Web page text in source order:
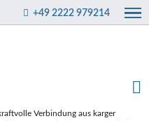
+49 2222 979214
Verbindung aus karger